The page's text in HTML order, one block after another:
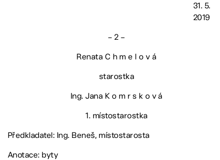
31. 5.
2019
– 2 –
Renata C h m e l o v á
starostka
Ing. Jana K o m r s k o v á
1. místostarostka
Předkladatel: Ing. Beneš, místostarosta
Anotace: byty